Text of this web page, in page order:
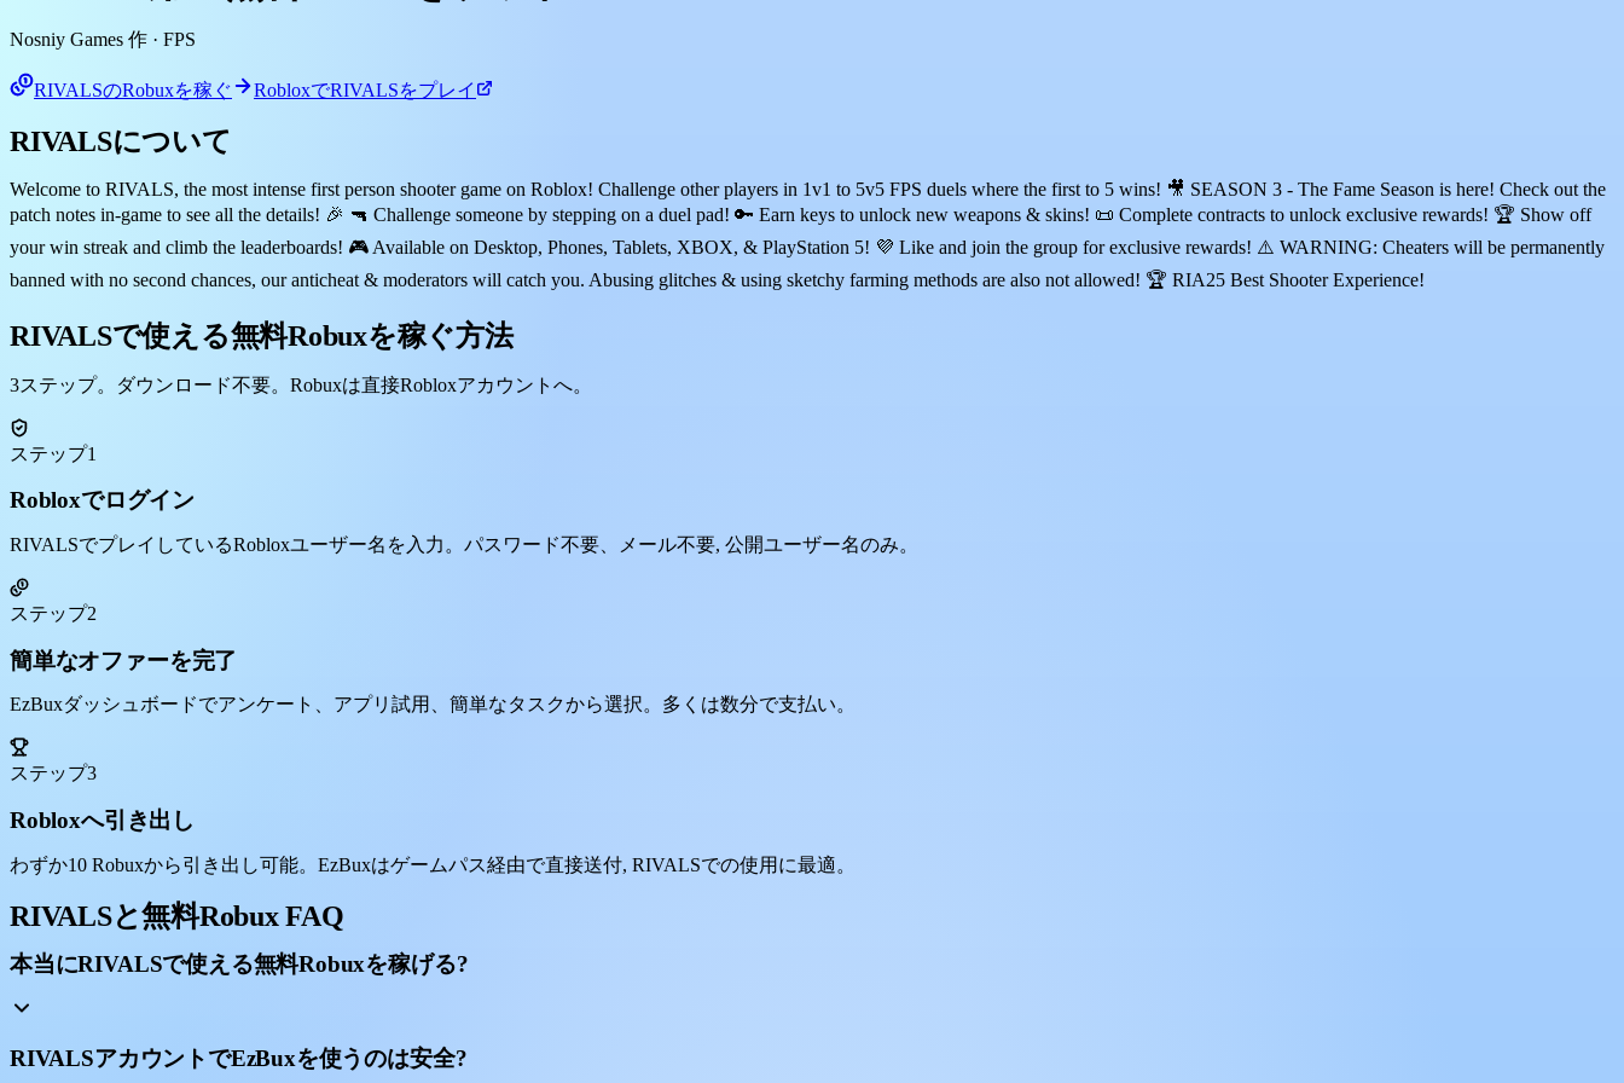
Nosniy Games 作 · FPS
RIVALSのRobuxを稼ぐ RobloxでRIVALSをプレイ
RIVALSについて
Welcome to RIVALS, the most intense first person shooter game on Roblox! Challenge other players in 1v1 to 5v5 FPS duels where the first to 5 wins! 🎥 SEASON 3 - The Fame Season is here! Check out the
patch notes in-game to see all the details! 🎉 🔫 Challenge someone by stepping on a duel pad! 🔑 Earn keys to unlock new weapons & skins! 📜 Complete contracts to unlock exclusive rewards! 🏆 Show off
your win streak and climb the leaderboards! 🎮 Available on Desktop, Phones, Tablets, XBOX, & PlayStation 5! 💜 Like and join the group for exclusive rewards! ⚠️ WARNING: Cheaters will be permanently
banned with no second chances, our anticheat & moderators will catch you. Abusing glitches & using sketchy farming methods are also not allowed! 🏆 RIA25 Best Shooter Experience!
RIVALSで使える無料Robuxを稼ぐ方法
3ステップ。ダウンロード不要。Robuxは直接Robloxアカウントへ。
ステップ1
Robloxでログイン
RIVALSでプレイしているRobloxユーザー名を入力。パスワード不要、メール不要, 公開ユーザー名のみ。
ステップ2
簡単なオファーを完了
EzBuxダッシュボードでアンケート、アプリ試用、簡単なタスクから選択。多くは数分で支払い。
ステップ3
Robloxへ引き出し
わずか10 Robuxから引き出し可能。EzBuxはゲームパス経由で直接送付, RIVALSでの使用に最適。
RIVALSと無料Robux FAQ
本当にRIVALSで使える無料Robuxを稼げる?
RIVALSアカウントでEzBuxを使うのは安全?